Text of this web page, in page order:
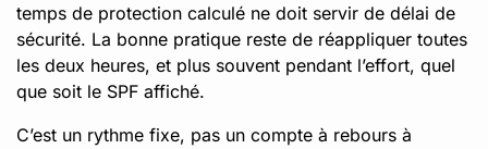
temps de protection calculé ne doit servir de délai de
sécurité. La bonne pratique reste de réappliquer toutes
les deux heures, et plus souvent pendant l’effort, quel
que soit le SPF affiché.
C’est un rythme fixe, pas un compte à rebours à